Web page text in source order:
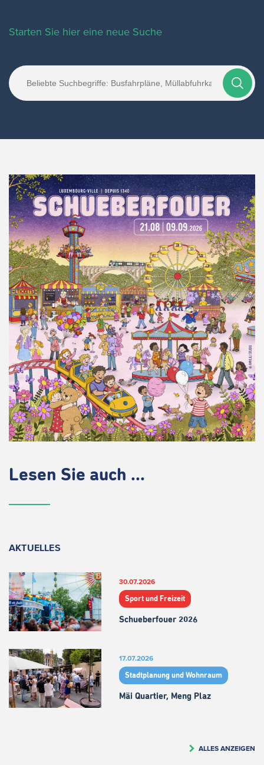
Starten Sie hier eine neue Suche
Lesen Sie auch ...
AKTUELLES
30.07.2026
Sport und Freizeit
Schueberfouer 2026
17.07.2026
Stadtplanung und Wohnraum
Mäi Quartier, Meng Plaz
ALLES ANZEIGEN